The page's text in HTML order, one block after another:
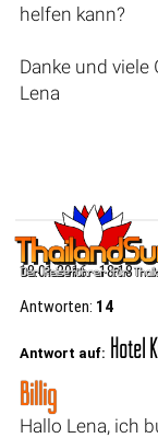
helfen kann?
Danke und viele
Lena
18.01.2016 - 18:18
Antworten: 14
Antwort auf: Hotel
Billig
Hallo Lena, ich